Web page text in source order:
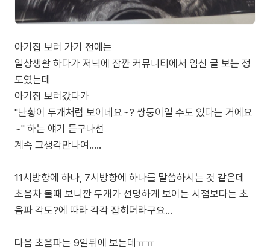
아기집 보러 가기 전에는
일상생활 하다가 저녁에 잠깐 커뮤니티에서 임신 글 보는 정
도였는데
아기집 보러갔다가
"난황이 두개처럼 보이네요~? 쌍둥이일 수도 있다는 거에요
~" 하는 얘기 듣구나선
계속 그생각만나여.....
11시방향에 하나, 7시방향에 하나를 말씀하시는 것 같은데
초음차 볼때 보니깐 두개가 선명하게 보이는 시점보다는 초
음파 각도?에 따라 각각 잡히더라구요...
다음 초음파는 9일뒤에 보는데ㅠㅠ